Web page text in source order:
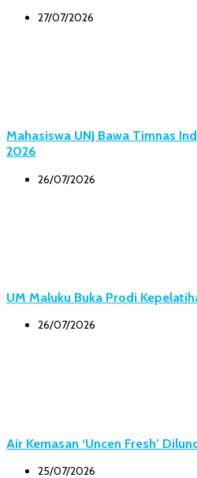
27/07/2026
Mahasiswa UNJ Bawa Timnas
2026
26/07/2026
UM Maluku Buka Prodi
26/07/2026
Air Kemasan ‘Uncen Fresh’
25/07/2026